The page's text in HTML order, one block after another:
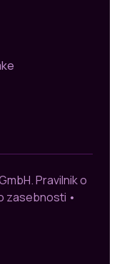
Pravilnik o
zasebnosti •